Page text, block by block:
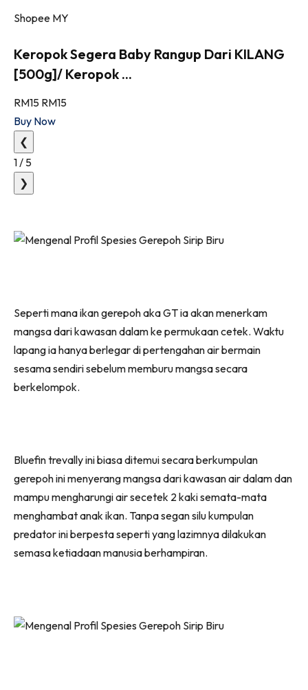
Shopee MY
Keropok Segera Baby Rangup Dari KILANG
[500g]/ Keropok ...
RM15 RM15
Buy Now
❮
1 / 5
❯
Seperti mana ikan gerepoh aka GT ia akan menerkam
mangsa dari kawasan dalam ke permukaan cetek. Waktu
lapang ia hanya berlegar di pertengahan air bermain
sesama sendiri sebelum memburu mangsa secara
berkelompok.
Bluefin trevally ini biasa ditemui secara berkumpulan
gerepoh ini menyerang mangsa dari kawasan air dalam dan
mampu mengharungi air secetek 2 kaki semata-mata
menghambat anak ikan. Tanpa segan silu kumpulan
predator ini berpesta seperti yang lazimnya dilakukan
semasa ketiadaan manusia berhampiran.